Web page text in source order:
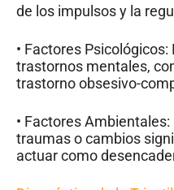
de los impulsos y la
• Factores
trastornos mentales,
trastorno obsesivo-
• Factores
traumas o cambios
actuar como